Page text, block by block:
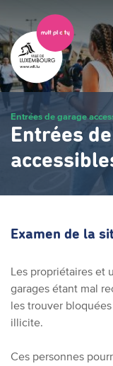
au
contenu
principal
Entrées de garage
Entrées
Examen de la
Les propriétaires et
garages étant mal
les trouver
illicite.
Ces personnes